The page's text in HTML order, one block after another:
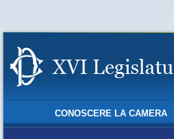
CONOSCERE LA CAMERA